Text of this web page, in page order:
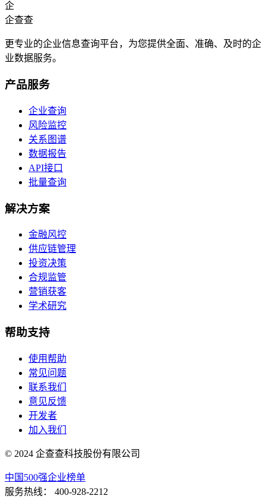
企
企查查
更专业的企业信息查询平台，为您提供全面、准确、及时的企
业数据服务。
产品服务
企业查询
风险监控
关系图谱
数据报告
API接口
批量查询
解决方案
金融风控
供应链管理
投资决策
合规监管
营销获客
学术研究
帮助支持
使用帮助
常见问题
联系我们
意见反馈
开发者
加入我们
© 2024 企查查科技股份有限公司
中国500强企业榜单
服务热线：
400-928-2212